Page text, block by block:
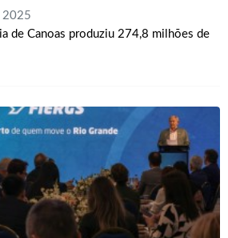
2025
de Canoas produziu 274,8 milhões de